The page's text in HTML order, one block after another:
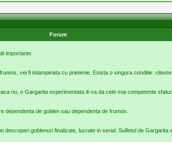
Forum
importante.
vei fi intampinata cu prietenie. Exista o singura conditie:
nu, o Gargarita experimentata iti va da cele mai competente
dependenta de goblen sau dependenta de frumos.
goblenuri finalizate, lucrate in serial. Sufletul de Gargarita